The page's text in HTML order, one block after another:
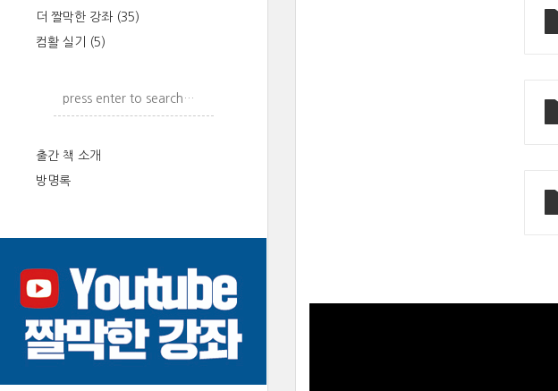
더 짤막한 강좌 (35)
컴활 실기
(5)
출간 책 소개
방명록